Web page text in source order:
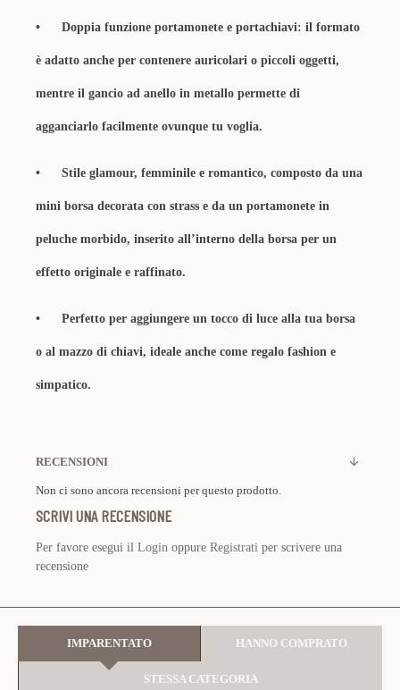
• Doppia funzione portamonete e portachiavi: il formato
è adatto anche per contenere auricolari o piccoli oggetti,
mentre il gancio ad anello in metallo permette di
agganciarlo facilmente ovunque tu voglia.
• Stile glamour, femminile e romantico, composto da una
mini borsa decorata con strass e da un portamonete in
peluche morbido, inserito all’interno della borsa per un
effetto originale e raffinato.
• Perfetto per aggiungere un tocco di luce alla tua borsa
o al mazzo di chiavi, ideale anche come regalo fashion e
simpatico.
RECENSIONI
Non ci sono ancora recensioni per questo prodotto.
SCRIVI UNA RECENSIONE
Per favore esegui il Login oppure Registrati per scrivere una
recensione
IMPARENTATO HANNO COMPRATO
STESSA CATEGORIA